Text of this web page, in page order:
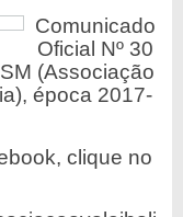
Comunicado
Oficial Nº 30
(Associação
época 2017-
clique no